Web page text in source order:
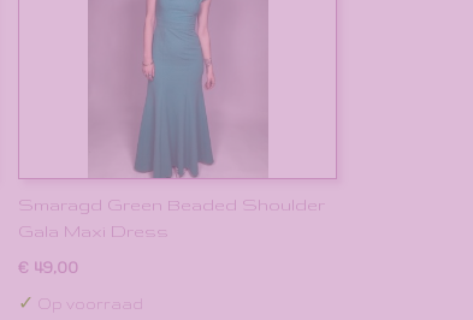
Smaragd Green Beaded Shoulder
Gala Maxi Dress
€ 49,00
✓ Op voorraad